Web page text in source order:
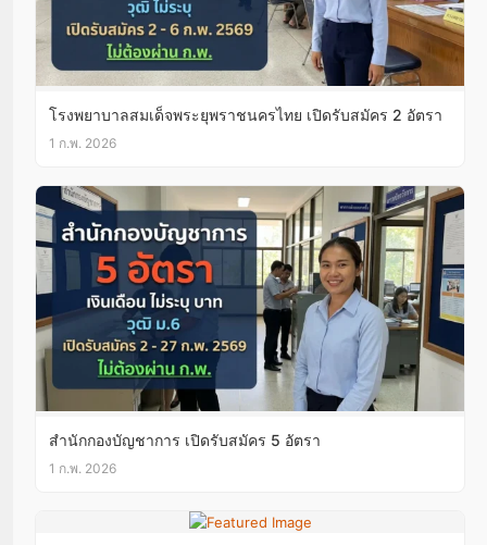
โรงพยาบาลสมเด็จพระยุพราชนครไทย เปิดรับสมัคร 2 อัตรา
1 ก.พ. 2026
สำนักกองบัญชาการ เปิดรับสมัคร 5 อัตรา
1 ก.พ. 2026